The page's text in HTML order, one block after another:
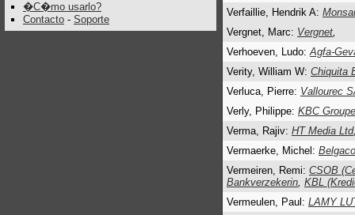
�C�mo usarlo?
Contacto - Soporte
Verfaillie, Hendrik A:
Vergnet, Marc: Vergnet,
Verhoeven, Ludo:Agfa-
Verity, William W: Chiquita
Verluca, Pierre: Vallourec
Verly, Philippe: KBC
Verma, Rajiv: HT Media Ltd
Vermaerke, Michel:
Vermeiren, Remi: CSOB
Bankverzekerin, KBL
Vermeulen, Paul: LAMY